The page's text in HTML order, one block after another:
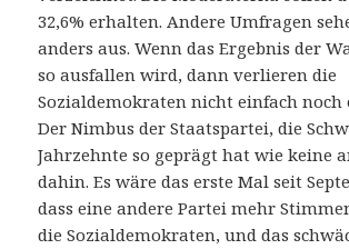
32,6% erhalten. Andere Umfragen
anders aus. Wenn das Ergebnis der
so ausfallen wird, dann verlieren die
Sozialdemokraten nicht einfach noch
Der Nimbus der Staatspartei, die
Jahrzehnte so geprägt hat wie keine
dahin. Es wäre das erste Mal seit
dass eine andere Partei mehr
die Sozialdemokraten, und das